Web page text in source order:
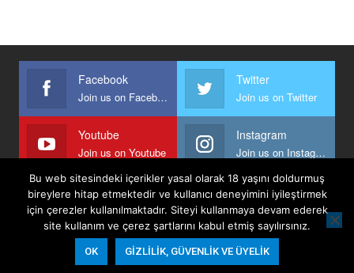
Facebook
Join us on Facebook
Twitter
Join us on Twitter
Youtube
Join us on Youtube
Instagram
Join us on Instagram
Anasayfa Keyfi Yazanlar İletişim
Şartlar Ve Koşullar
Gizlilik, Güvenlik Ve Üyelik Politikası
Bu web sitesindeki içerikler yasal olarak 18 yaşını doldurmuş
bireylere hitap etmektedir ve kullanıcı deneyimini iyileştirmek
için çerezler kullanılmaktadır. Siteyi kullanmaya devam ederek
site kullanım ve çerez şartlarını kabul etmiş sayılırsınız.
OK GIZLILIK, GÜVENLIK VE ÜYELIK